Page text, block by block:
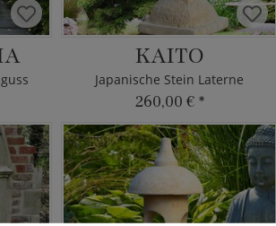
KAITO
Japanische Stein Laterne
260,00 € *